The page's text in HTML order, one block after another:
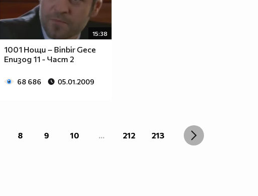
15:38
1001 Нощи – Binbir Gece
Епизод 11 - Част 2
68 686 05.01.2009
8 9 10 ... 212 213